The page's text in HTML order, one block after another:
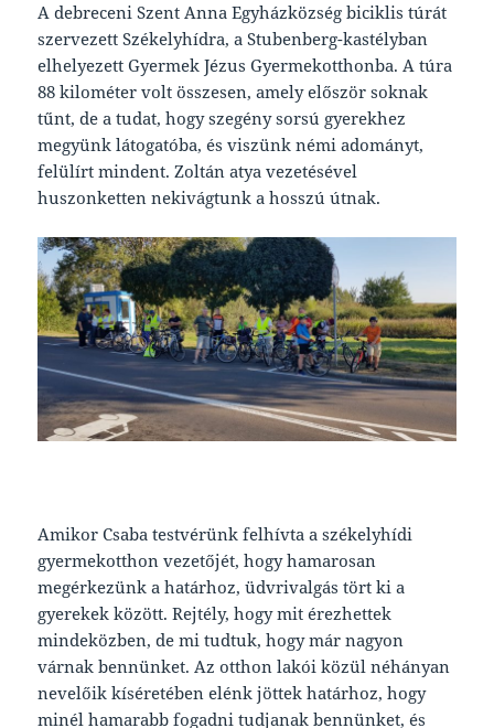
A debreceni Szent Anna Egyházközség biciklis túrát
szervezett Székelyhídra, a Stubenberg-kastélyban
elhelyezett Gyermek Jézus Gyermekotthonba. A túra
88 kilométer volt összesen, amely először soknak
tűnt, de a tudat, hogy szegény sorsú gyerekhez
megyünk látogatóba, és viszünk némi adományt,
felülírt mindent. Zoltán atya vezetésével
huszonketten nekivágtunk a hosszú útnak.
Amikor Csaba testvérünk felhívta a székelyhídi
gyermekotthon vezetőjét, hogy hamarosan
megérkezünk a határhoz, üdvrivalgás tört ki a
gyerekek között. Rejtély, hogy mit érezhettek
mindeközben, de mi tudtuk, hogy már nagyon
várnak bennünket. Az otthon lakói közül néhányan
nevelőik kíséretében elénk jöttek határhoz, hogy
minél hamarabb fogadni tudjanak bennünket, és